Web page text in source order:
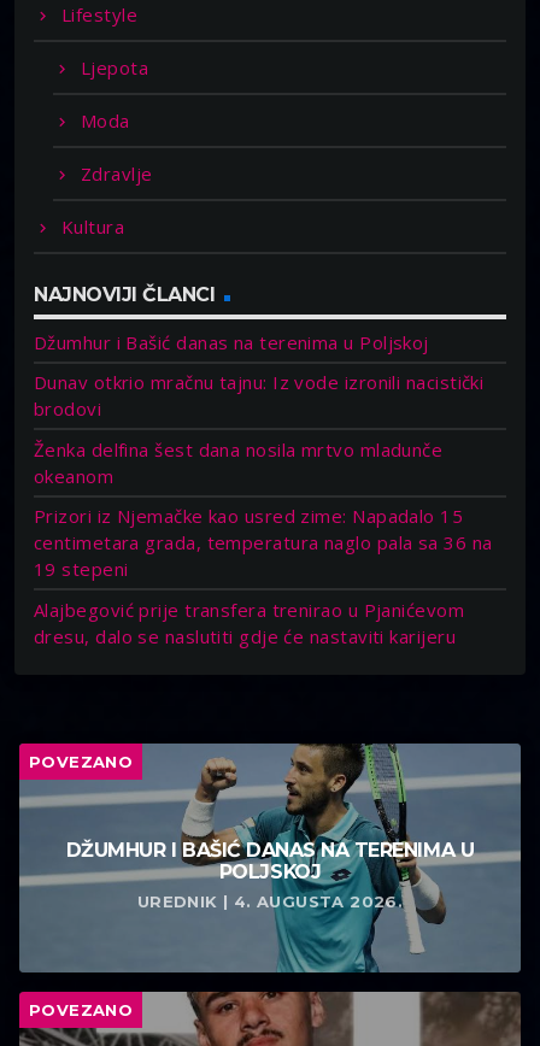
Lifestyle
Ljepota
Moda
Zdravlje
Kultura
NAJNOVIJI ČLANCI
Džumhur i Bašić danas na terenima u Poljskoj
Dunav otkrio mračnu tajnu: Iz vode izronili nacistički
brodovi
Ženka delfina šest dana nosila mrtvo mladunče
okeanom
Prizori iz Njemačke kao usred zime: Napadalo 15
centimetara grada, temperatura naglo pala sa 36 na
19 stepeni
Alajbegović prije transfera trenirao u Pjanićevom
dresu, dalo se naslutiti gdje će nastaviti karijeru
POVEZANO
DŽUMHUR I BAŠIĆ DANAS NA TERENIMA U
POLJSKOJ
UREDNIK | 4. AUGUSTA 2026.
POVEZANO